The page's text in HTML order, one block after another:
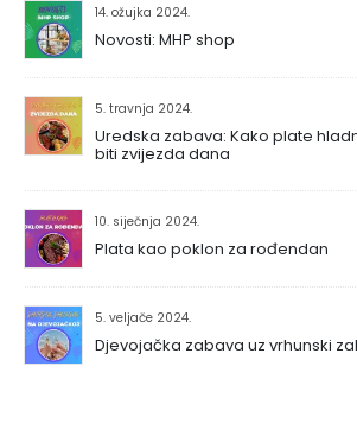
14. ožujka 2024.
Novosti: MHP shop
5. travnja 2024.
Uredska zabava: Kako plate
biti zvijezda dana
10. siječnja 2024.
Plata kao poklon za rođendan
5. veljače 2024.
Djevojačka zabava uz vrhunski